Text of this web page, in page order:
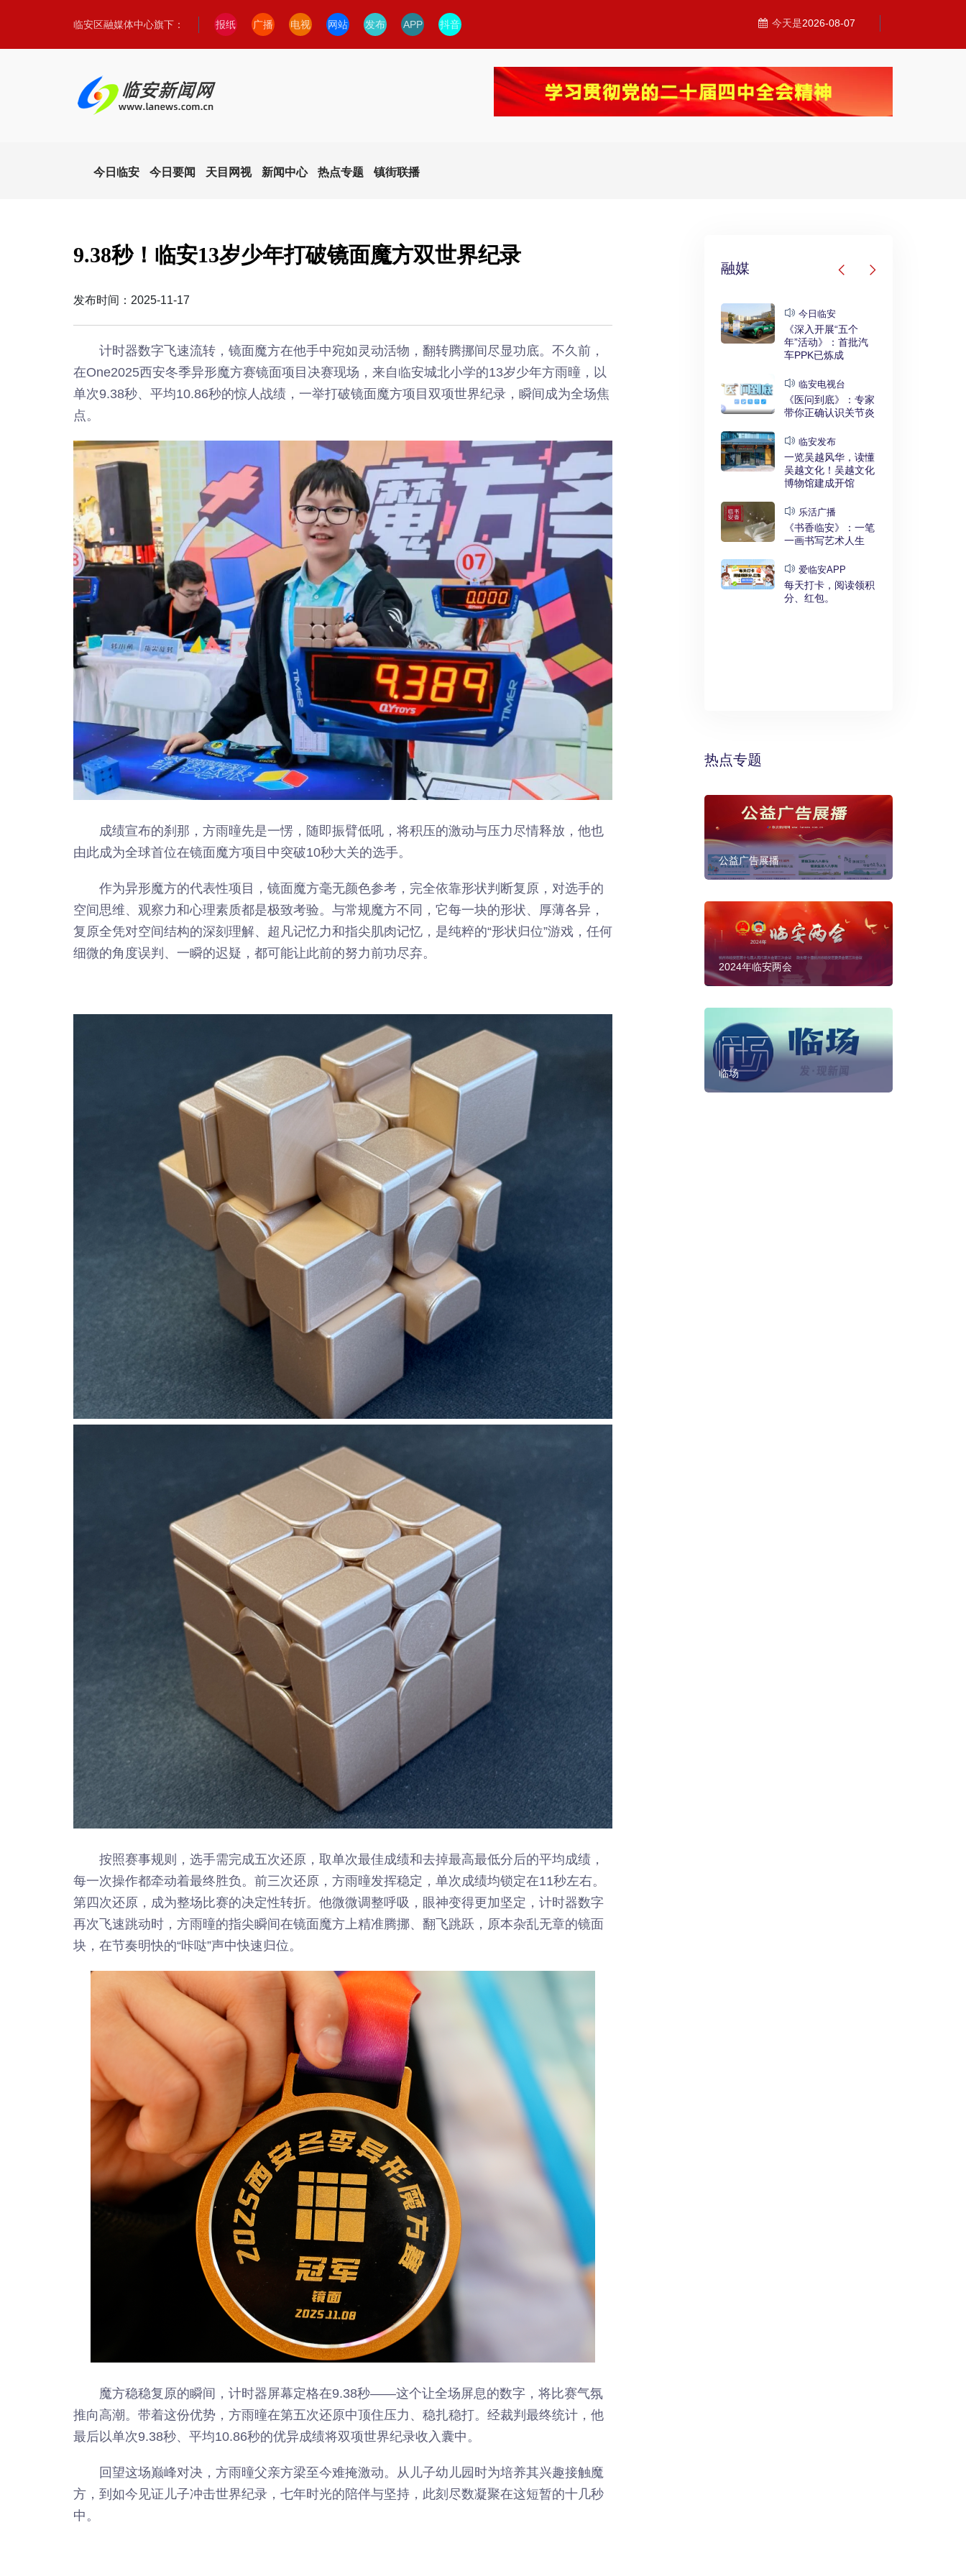
临安区融媒体中心旗下： 报纸 广播 电视 网站 发布 APP 抖音 今天是2026-08-07
今日临安 今日要闻 天目网视 新闻中心 热点专题 镇街联播
9.38秒！临安13岁少年打破镜面魔方双世界纪录
发布时间：2025-11-17
计时器数字飞速流转，镜面魔方在他手中宛如灵动活物，翻转腾挪间尽显功底。不久前，
在One2025西安冬季异形魔方赛镜面项目决赛现场，来自临安城北小学的13岁少年方雨曈，以
单次9.38秒、平均10.86秒的惊人战绩，一举打破镜面魔方项目双项世界纪录，瞬间成为全场焦
点。
成绩宣布的刹那，方雨曈先是一愣，随即振臂低吼，将积压的激动与压力尽情释放，他也
由此成为全球首位在镜面魔方项目中突破10秒大关的选手。
作为异形魔方的代表性项目，镜面魔方毫无颜色参考，完全依靠形状判断复原，对选手的
空间思维、观察力和心理素质都是极致考验。与常规魔方不同，它每一块的形状、厚薄各异，
复原全凭对空间结构的深刻理解、超凡记忆力和指尖肌肉记忆，是纯粹的“形状归位”游戏，任何
细微的角度误判、一瞬的迟疑，都可能让此前的努力前功尽弃。
按照赛事规则，选手需完成五次还原，取单次最佳成绩和去掉最高最低分后的平均成绩，
每一次操作都牵动着最终胜负。前三次还原，方雨曈发挥稳定，单次成绩均锁定在11秒左右。
第四次还原，成为整场比赛的决定性转折。他微微调整呼吸，眼神变得更加坚定，计时器数字
再次飞速跳动时，方雨曈的指尖瞬间在镜面魔方上精准腾挪、翻飞跳跃，原本杂乱无章的镜面
块，在节奏明快的“咔哒”声中快速归位。
魔方稳稳复原的瞬间，计时器屏幕定格在9.38秒——这个让全场屏息的数字，将比赛气氛
推向高潮。带着这份优势，方雨曈在第五次还原中顶住压力、稳扎稳打。经裁判最终统计，他
最后以单次9.38秒、平均10.86秒的优异成绩将双项世界纪录收入囊中。
回望这场巅峰对决，方雨曈父亲方梁至今难掩激动。从儿子幼儿园时为培养其兴趣接触魔
方，到如今见证儿子冲击世界纪录，七年时光的陪伴与坚持，此刻尽数凝聚在这短暂的十几秒
中。
融媒
《深入开展“五个
年”活动》：首批汽
车PPK已炼成
《医问到底》：专家
临安发布
一览吴越风华，读懂
吴越文化！吴越文化
博物馆建成开馆
乐活广播
《书香临安》：一笔
一画书写艺术人生
爱临安APP
每天打卡，阅读领积
分、红包。
《见证实干奋进》：
《深入开展“五个
《深入开展“五个
度
《爱临安有礼》：每
轮齐发，还有大红
包！
店项目预计年底建成
投用
今日临安
《深入开展“五个
年”活动》：首批汽
车PPK已炼成
临安电视台
《医问到底》：专家
带你正确认识关节炎
临安发布
一览吴越风华，读懂
吴越文化！吴越文化
博物馆建成开馆
乐活广播
《书香临安》：一笔
一画书写艺术人生
爱临安APP
每天打卡，阅读领积
分、红包。
热点专题
公益广告展播
2024年临安两会
临场